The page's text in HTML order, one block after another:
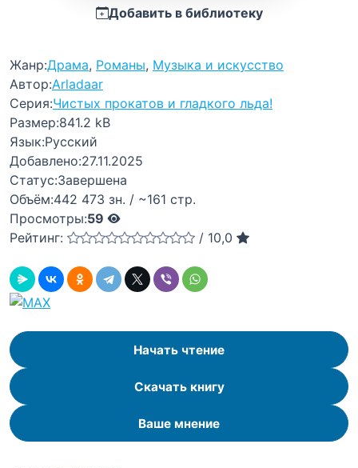
Добавить в библиотеку
Жанр:Драма, Романы, Музыка и искусство
Автор:Arladaar
Серия:Чистых прокатов и гладкого льда!
Размер:841.2 kB
Язык:Русский
Добавлено:27.11.2025
Статус:Завершена
Объём:442 473 зн. / ~161 стр.
Просмотры:59
Рейтинг:
/ 10,0
Начать чтение
Скачать книгу
Ваше мнение